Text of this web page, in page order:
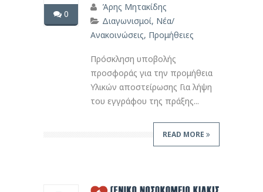
0
Άρης Μητακίδης
Διαγωνισμοί, Νέα/
Ανακοινώσεις, Προμήθειες
Πρόσκληση υποβολής
προσφοράς για την προμήθεια
Υλικών αποστείρωσης Για λήψη
του εγγράφου της πράξης...
READ MORE